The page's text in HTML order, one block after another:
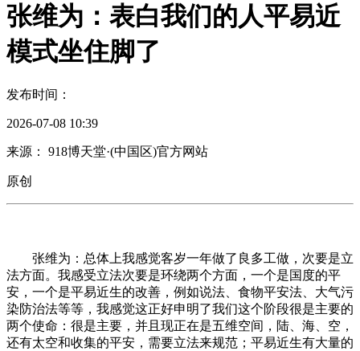
张维为：表白我们的人平易近
模式坐住脚了
发布时间：
2026-07-08 10:39
来源： 918博天堂·(中国区)官方网站
原创
张维为：总体上我感觉客岁一年做了良多工做，次要是立
法方面。我感受立法次要是环绕两个方面，一个是国度的平
安，一个是平易近生的改善，例如说法、食物平安法、大气污
染防治法等等，我感觉这正好申明了我们这个阶段很是主要的
两个使命：很是主要，并且现正在是五维空间，陆、海、空，
还有太空和收集的平安，需要立法来规范；平易近生有大量的